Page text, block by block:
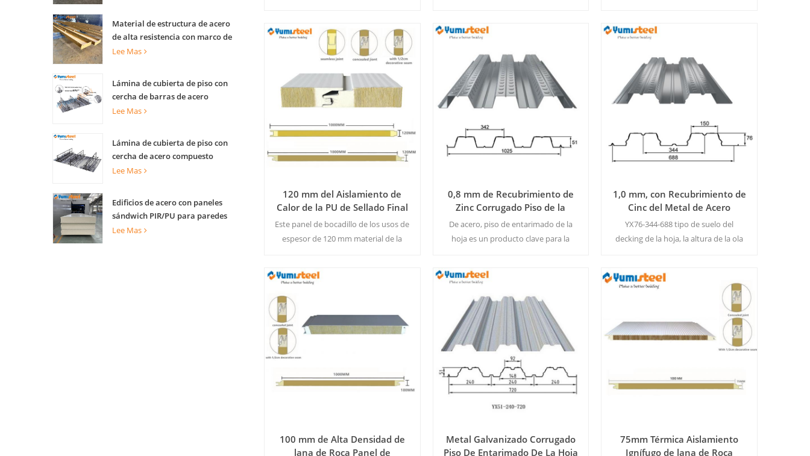
Material de estructura de acero
de alta resistencia con marco de
viga de acero prefabricado para
Lee Mas
Lámina de cubierta de piso con
cercha de barras de acero
compuesto para piso industrial
Lee Mas
Lámina de cubierta de piso con
cercha de acero compuesto
ignífugo para edificio de varias
Lee Mas
Edificios de acero con paneles
sándwich PIR/PU para paredes
internas y externas
Lee Mas
laterales y el lado de abajo. MOQ:500
M2/Color & Tamaño de la
Lee Mas
drenaje. MOQ:500 M2/Color &
Lee Mas
MOQ:500㎡/Color&Tamaño de la
Lee Mas
120 mm del Aislamiento de
Calor de la PU de Sellado Final
de lana de Roca Panel
Sándwich para Pared
Este panel de bocadillo de los usos de
espesor de 120 mm material de la
rendimiento y el rendimiento a
prueba de agua. MOQ 500 ㎡/
0,8 mm de Recubrimiento de
Zinc Corrugado Piso de la
Cubierta de Chapa de Acero
De acero, piso de entarimado de la
hoja es un producto clave para la
Lee Mas
1,0 mm, con Recubrimiento de
Cinc del Metal de Acero
Corrugado Piso de Entarimado
de Hojas
YX76-344-688 tipo de suelo del
decking de la hoja, la altura de la ola
MOQ:500 M2/Tamaño
100 mm de Alta Densidad de
lana de Roca Panel de
Metal Galvanizado Corrugado
Piso De Entarimado De La Hoja
75mm Térmica Aislamiento
Ignífugo de lana de Roca